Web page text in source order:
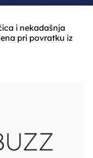
i nekadašnja
pri povratku iz